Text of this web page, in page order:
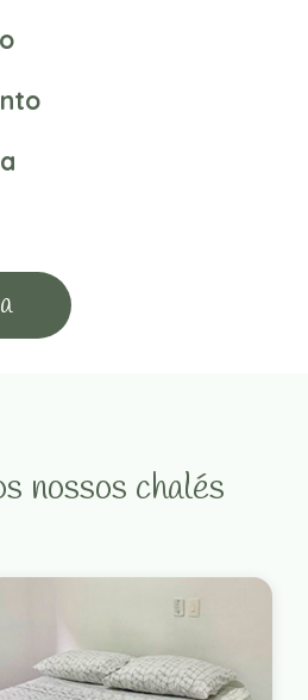
nossos chalés